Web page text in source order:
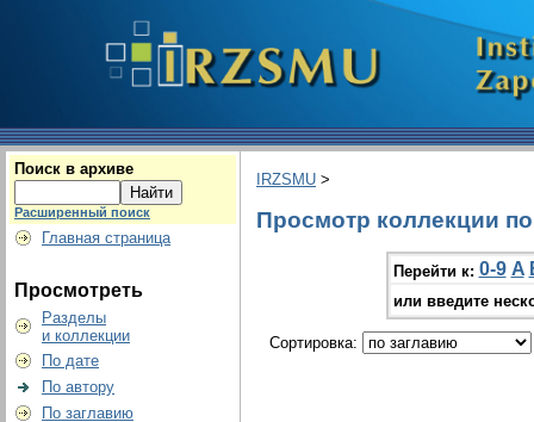
Поиск в архиве
Расширенный поиск
Главная страница
Просмотреть
Разделы
и коллекции
По дате
По автору
По заглавию
IRZSMU >
Просмотр коллекции
Перейти к: 0-9 A
или введите
Сортировка: